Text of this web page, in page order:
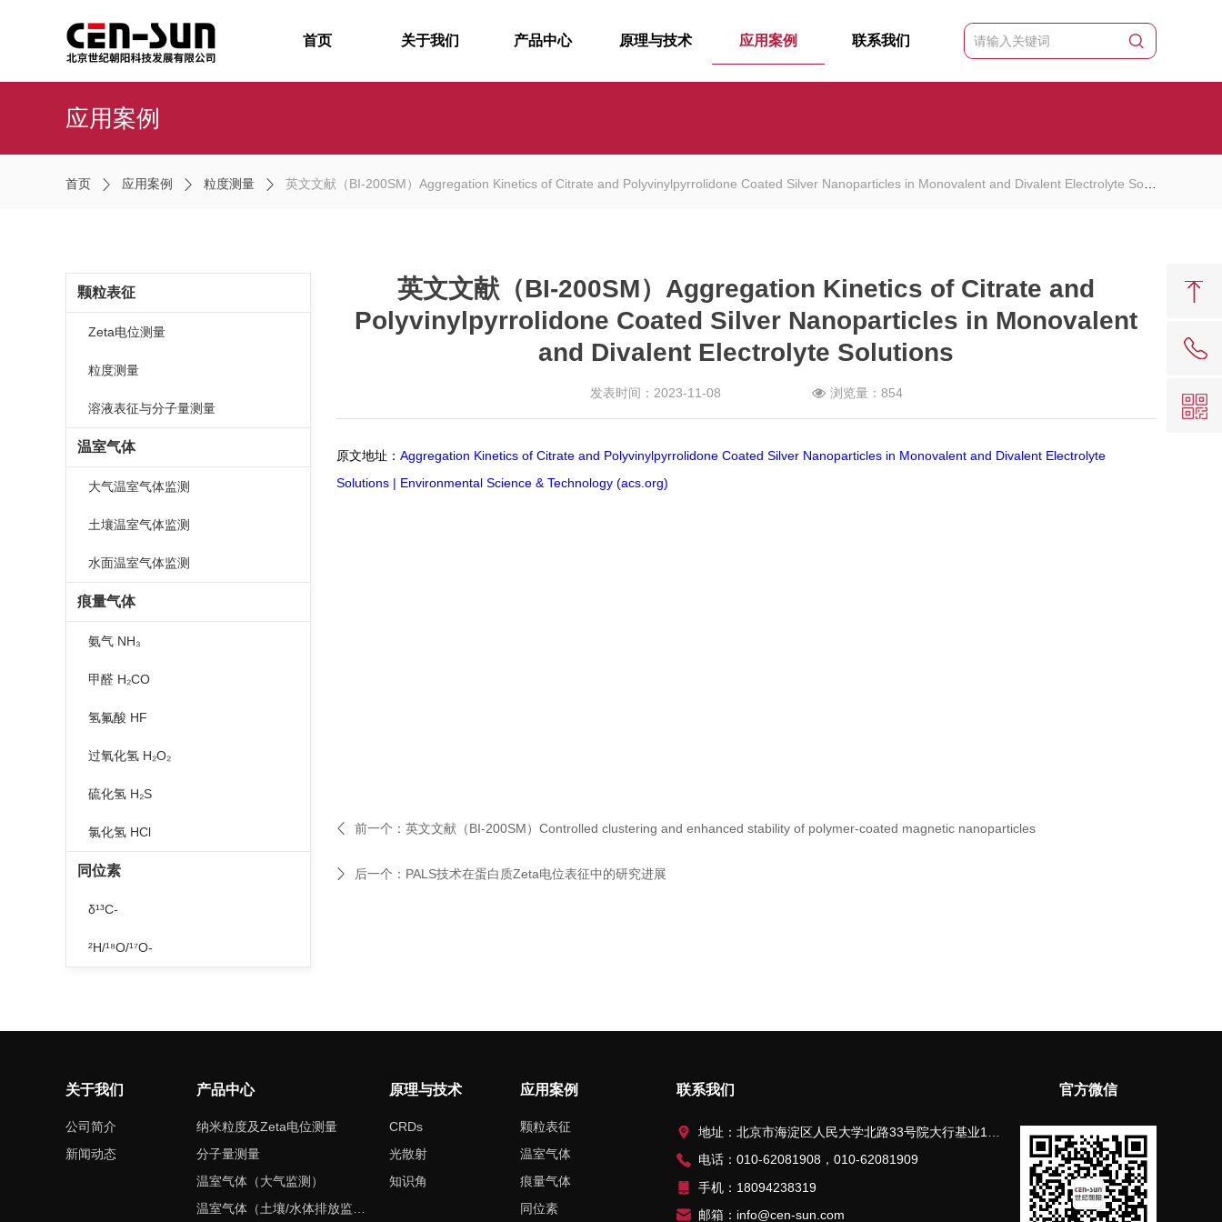
首页 关于我们 产品中心 原理与技术 应用案例 联系我们
应用案例
首页 应用案例 粒度测量 英文文献（BI-200SM）Aggregation Kinetics of Citrate and Polyvinylpyrrolidone Coated Silver Nanoparticles in Monovalent and Divalent Electrolyte Solutions
颗粒表征
Zeta电位测量
粒度测量
溶液表征与分子量测量
温室气体
大气温室气体监测
土壤温室气体监测
水面温室气体监测
痕量气体
氨气 NH₃
甲醛 H₂CO
氢氟酸 HF
过氧化氢 H₂O₂
硫化氢 H₂S
氯化氢 HCl
同位素
δ¹³C-
²H/¹⁸O/¹⁷O-
英文文献（BI-200SM）Aggregation Kinetics of Citrate and
Polyvinylpyrrolidone Coated Silver Nanoparticles in Monovalent
and Divalent Electrolyte Solutions
发表时间：2023-11-08 浏览量：854
原文地址： Aggregation Kinetics of Citrate and Polyvinylpyrrolidone Coated Silver Nanoparticles in Monovalent and Divalent Electrolyte
Solutions | Environmental Science & Technology (acs.org)
前一个： 英文文献（BI-200SM）Controlled clustering and enhanced stability of polymer-coated magnetic nanoparticles
后一个： PALS技术在蛋白质Zeta电位表征中的研究进展
关于我们
公司简介
新闻动态
产品中心
纳米粒度及Zeta电位测量
分子量测量
温室气体（大气监测）
原理与技术
CRDs
光散射
知识角
应用案例
颗粒表征
温室气体
痕量气体
同位素
联系我们
地址：北京市海淀区人民大学北路33号院大行基业1号楼11层1107-1108
电话：010-62081908，010-62081909
手机：18094238319
邮箱：info@cen-sun.com
官方微信
62081909